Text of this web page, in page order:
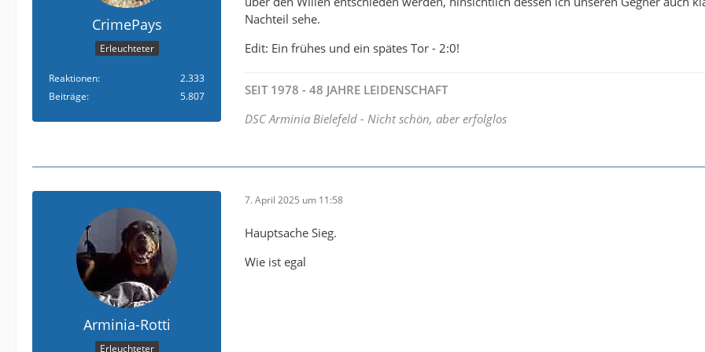
CrimePays
Erleuchteter
Reaktionen
2.333
Beiträge
5.807
Nachteil sehe.
Edit: Ein frühes und ein spätes Tor - 2:0!
SEIT 1978 - 48 JAHRE LEIDENSCHAFT
DSC Arminia Bielefeld - Nicht schön, aber erfolglos
Arminia-Rotti
Erleuchteter
7. April 2025 um 11:58
Hauptsache Sieg.
Wie ist egal